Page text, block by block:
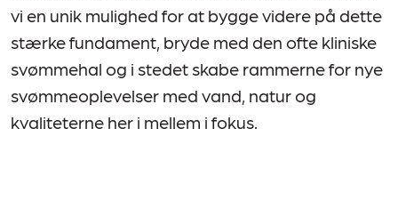
vi en unik mulighed for at bygge videre på dette
stærke fundament, bryde med den ofte kliniske
svømmehal og i stedet skabe rammerne for nye
svømmeoplevelser med vand, natur og
kvaliteterne her i mellem i fokus.